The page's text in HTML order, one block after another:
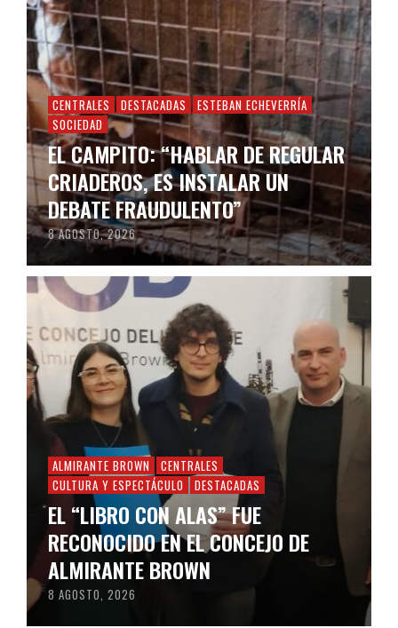
CENTRALES DESTACADAS
ESTEBAN ECHEVERRÍA
SOCIEDAD
EL CAMPITO: “HABLAR DE REGULAR
CRIADEROS, ES INSTALAR UN
DEBATE FRAUDULENTO”
8 AGOSTO, 2026
ALMIRANTE BROWN
CENTRALES
CULTURA Y ESPECTÁCULO
DESTACADAS
EL “LIBRO CON ALAS” FUE
RECONOCIDO EN EL CONCEJO DE
ALMIRANTE BROWN
8 AGOSTO, 2026